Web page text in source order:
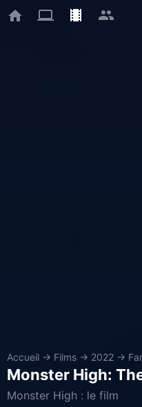
Accueil → Films → 2022 →
Monster High:
Monster High : le film